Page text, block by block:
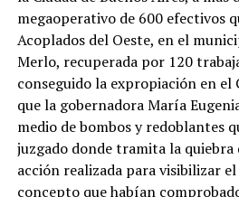
megaoperativo de 600 efectivos
Acoplados del Oeste, en el
Merlo, recuperada por 120
conseguido la expropiación en el
que la gobernadora María
medio de bombos y redoblantes
juzgado donde tramita la quiebra
acción realizada para visibilizar
concepto que habían